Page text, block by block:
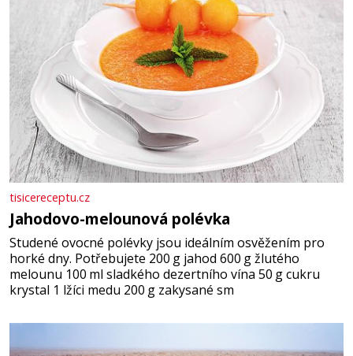
tisicereceptu.cz
Jahodovo-melounová polévka
Studené ovocné polévky jsou ideálním osvěžením pro
horké dny. Potřebujete 200 g jahod 600 g žlutého
melounu 100 ml sladkého dezertního vína 50 g cukru
krystal 1 lžíci medu 200 g zakysané sm